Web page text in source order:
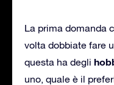
La prima domanda
volta dobbiate fare
questa ha degli
uno, quale è il